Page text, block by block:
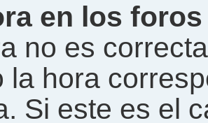
en los
no es
la hora
Si este es el